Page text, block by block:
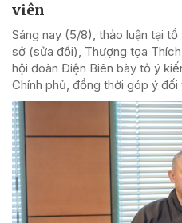
viên
Sáng nay (5/8), thảo luận tại
sở (sửa đổi), Thượng tọa
hội đoàn Điện Biên bày tỏ ý
Chính phủ, đồng thời góp ý đối